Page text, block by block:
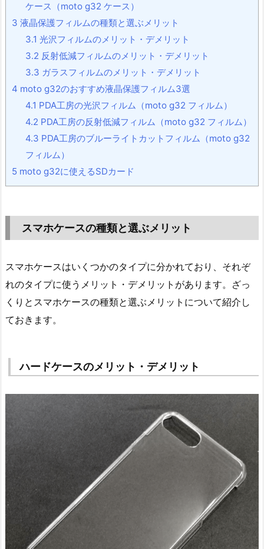
ケース（moto g32 ケース）
3 液晶保護フィルムの種類と選ぶメリット
3.1 光沢フィルムのメリット・デメリット
3.2 反射低減フィルムのメリット・デメリット
3.3 ガラスフィルムのメリット・デメリット
4 moto g32のおすすめ液晶保護フィルム3選
4.1 PDA工房の光沢フィルム（moto g32 フィルム）
4.2 PDA工房の反射低減フィルム（moto g32 フィルム）
4.3 PDA工房のブルーライトカットフィルム（moto g32
フィルム）
5 moto g32に使えるSDカード
スマホケースの種類と選ぶメリット
スマホケースはいくつかのタイプに分かれており、それぞ
れのタイプに使うメリット・デメリットがあります。ざっ
くりとスマホケースの種類と選ぶメリットについて紹介し
ておきます。
ハードケースのメリット・デメリット